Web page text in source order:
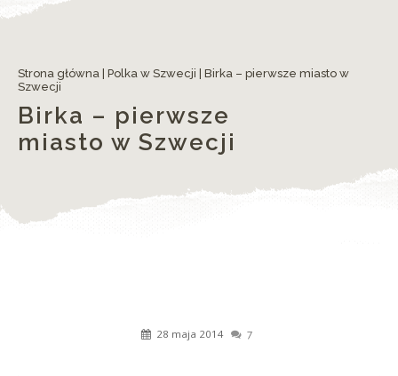
Strona główna Polka w Szwecji
Birka – pierwsze miasto w
Szwecji
Birka – pierwsze
miasto w Szwecji
28 maja 2014 7